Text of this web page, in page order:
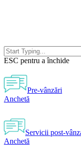
ESC pentru a închide
Pre-vânzări
Anchetă
Servicii post-
Anchetă